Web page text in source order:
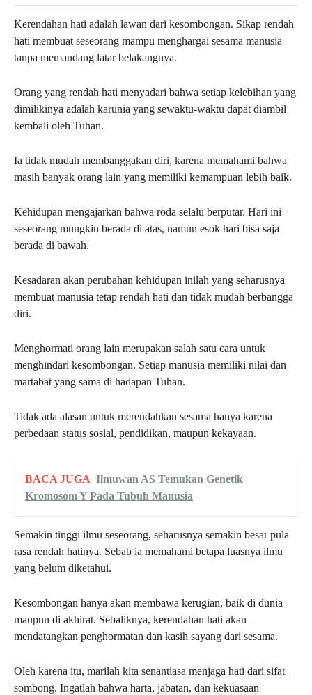
Kerendahan hati adalah lawan dari kesombongan. Sikap rendah
hati membuat seseorang mampu menghargai sesama manusia
tanpa memandang latar belakangnya.
Orang yang rendah hati menyadari bahwa setiap kelebihan yang
dimilikinya adalah karunia yang sewaktu-waktu dapat diambil
kembali oleh Tuhan.
Ia tidak mudah membanggakan diri, karena memahami bahwa
masih banyak orang lain yang memiliki kemampuan lebih baik.
Kehidupan mengajarkan bahwa roda selalu berputar. Hari ini
seseorang mungkin berada di atas, namun esok hari bisa saja
berada di bawah.
Kesadaran akan perubahan kehidupan inilah yang seharusnya
membuat manusia tetap rendah hati dan tidak mudah berbangga
diri.
Menghormati orang lain merupakan salah satu cara untuk
menghindari kesombongan. Setiap manusia memiliki nilai dan
martabat yang sama di hadapan Tuhan.
Tidak ada alasan untuk merendahkan sesama hanya karena
perbedaan status sosial, pendidikan, maupun kekayaan.
BACA JUGA Ilmuwan AS Temukan Genetik
Kromosom Y Pada Tubuh Manusia
Semakin tinggi ilmu seseorang, seharusnya semakin besar pula
rasa rendah hatinya. Sebab ia memahami betapa luasnya ilmu
yang belum diketahui.
Kesombongan hanya akan membawa kerugian, baik di dunia
maupun di akhirat. Sebaliknya, kerendahan hati akan
mendatangkan penghormatan dan kasih sayang dari sesama.
Oleh karena itu, marilah kita senantiasa menjaga hati dari sifat
sombong. Ingatlah bahwa harta, jabatan, dan kekuasaan